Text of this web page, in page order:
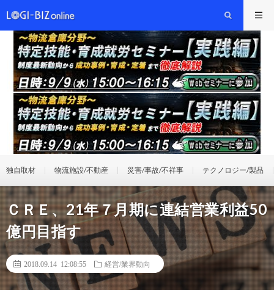
独自取材 物流施設/不動産 災害/事故/不祥事 テクノロジー/製品
ＣＲＥ、21年７月期に連結営業利益50
億円目指す
2018.09.14 12:08:55 経営/業界動向